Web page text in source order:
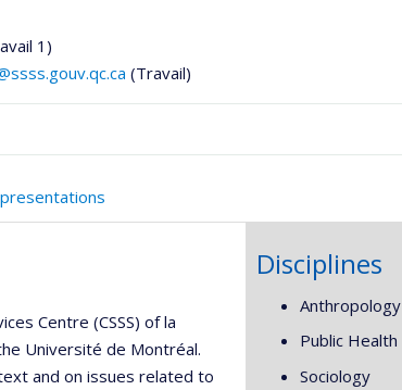
1)
(Travail)
Centre (CSSS) of la
Université de Montréal.
and on issues related to
Disciplines
Anthropology
Public Health
Sociology